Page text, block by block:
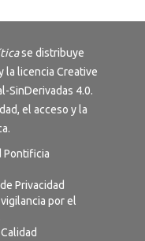
se distribuye
la licencia Creative
SinDerivadas 4.0.
el acceso y la
Pontificia
Privacidad
por el